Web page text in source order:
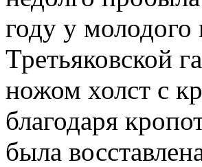
году у
Третьяковской
ножом холст с
благодаря
была